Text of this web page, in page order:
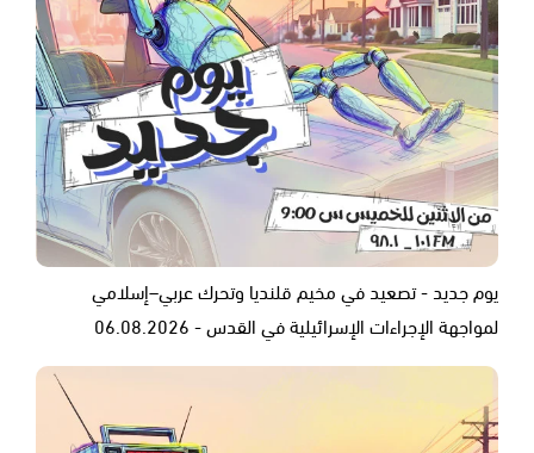
يوم جديد - تصعيد في مخيم قلنديا وتحرك عربي–إسلامي
لمواجهة الإجراءات الإسرائيلية في القدس - 06.08.2026